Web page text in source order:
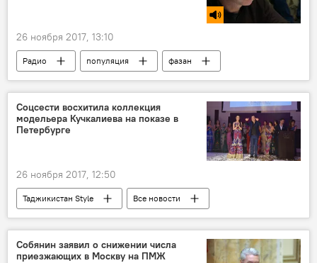
26 ноября 2017, 13:10
Радио популяция
фазан
Таджикистан
Соцсести восхитила коллекция
модельера Кучкалиева на показе в
Петербурге
26 ноября 2017, 12:50
Таджикистан Style
Все новости
Санкт-Петербург
мода
показ мод
Истории успешных таджиков
Собянин заявил о снижении числа
приезжающих в Москву на ПМЖ